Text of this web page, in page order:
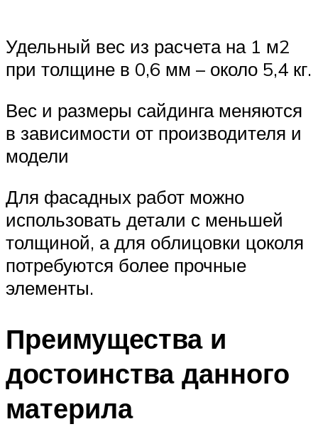
Удельный вес из расчета на 1 м2
при толщине в 0,6 мм – около 5,4 кг.
Вес и размеры сайдинга меняются
в зависимости от производителя и
модели
Для фасадных работ можно
использовать детали с меньшей
толщиной, а для облицовки цоколя
потребуются более прочные
элементы.
Преимущества и
достоинства данного
материла